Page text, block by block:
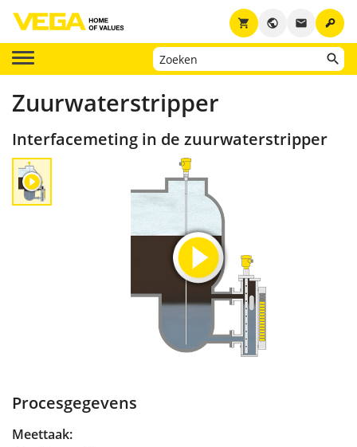
key
email
public
shopping_cart
Zuurwaterstripper
Interfacemeting in de zuurwaterstripper
Procesgegevens
Meettaak: